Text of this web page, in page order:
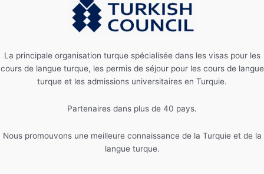
La principale organisation turque spécialisée dans les visas pour les
cours de langue turque, les permis de séjour pour les cours de langue
turque et les admissions universitaires en Turquie.
Partenaires dans plus de 40 pays.
Nous promouvons une meilleure connaissance de la Turquie et de la
langue turque.